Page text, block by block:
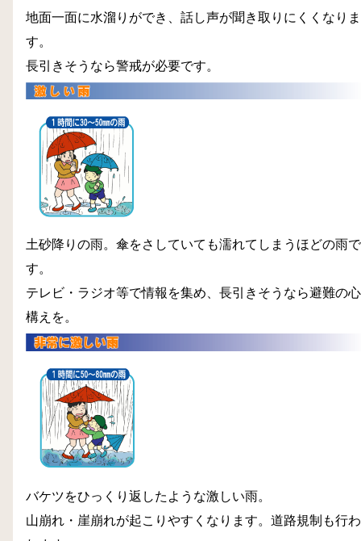
地面一面に水溜りができ、話し声が聞き取りにくくなりま
す。
長引きそうなら警戒が必要です。
土砂降りの雨。傘をさしていても濡れてしまうほどの雨で
す。
テレビ・ラジオ等で情報を集め、長引きそうなら避難の心
構えを。
バケツをひっくり返したような激しい雨。
山崩れ・崖崩れが起こりやすくなります。道路規制も行わ